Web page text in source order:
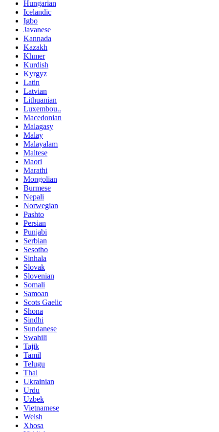
Hungarian
Icelandic
Igbo
Javanese
Kannada
Kazakh
Khmer
Kurdish
Kyrgyz
Latin
Latvian
Lithuanian
Luxembou..
Macedonian
Malagasy
Malay
Malayalam
Maltese
Maori
Marathi
Mongolian
Burmese
Nepali
Norwegian
Pashto
Persian
Punjabi
Serbian
Sesotho
Sinhala
Slovak
Slovenian
Somali
Samoan
Scots Gaelic
Shona
Sindhi
Sundanese
Swahili
Tajik
Tamil
Telugu
Thai
Ukrainian
Urdu
Uzbek
Vietnamese
Welsh
Xhosa